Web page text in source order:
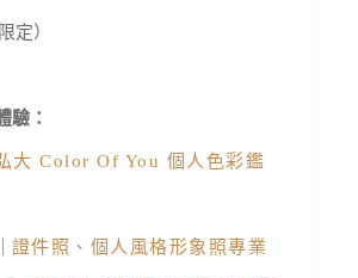
定）
驗：
大 Color Of You 個人色彩鑑
證件照、個人風格形象照專業